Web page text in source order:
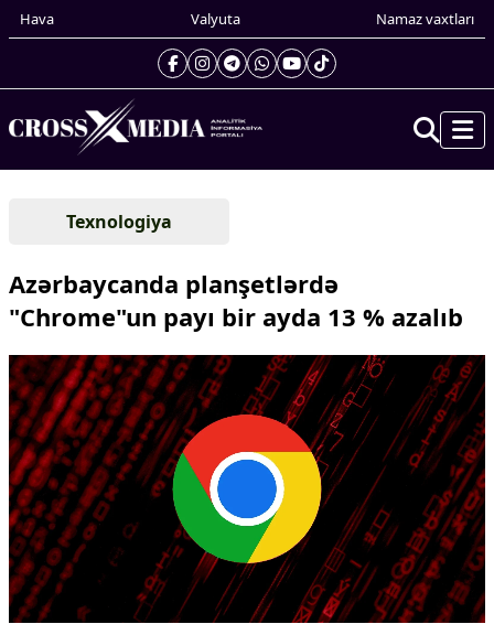
Hava Valyuta Namaz vaxtları
Gündəm
Xarici xəbərlər
Cənubi Qafqaz
Yaxın Şərq
Avropa
Amerika
Asiya
Afrika
Çarpaz baxış
Təhlil
Siyasi
Geosiyasi
İqtisadi
Texnologiya
Azərbaycanda planşetlərdə
"Chrome"un payı bir ayda 13 % azalıb